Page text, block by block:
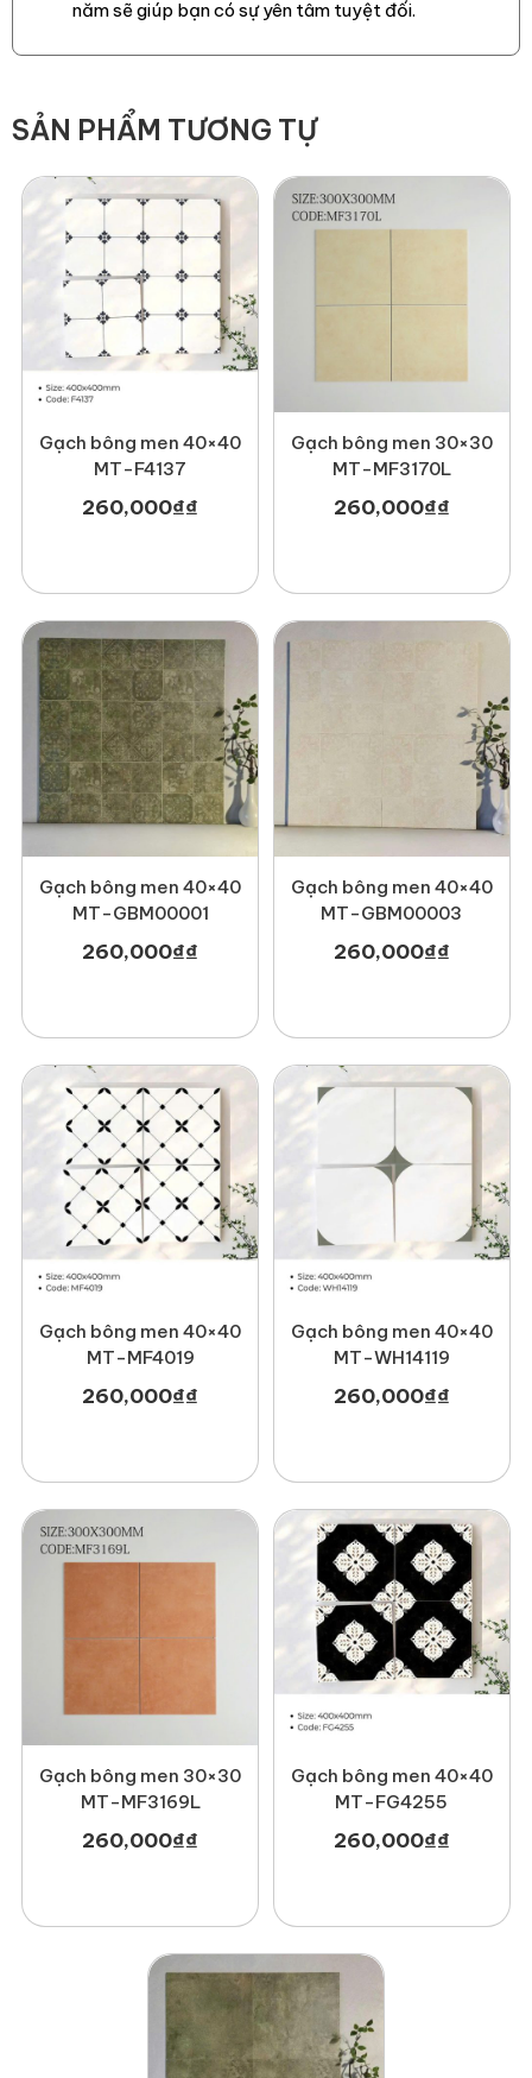
năm sẽ giúp bạn có sự yên tâm tuyệt đối.
SẢN PHẨM TƯƠNG TỰ
Gạch bông men 40×40
MT-F4137
260,000₫₫
Gạch bông men 30×30
MT-MF3170L
260,000₫₫
Gạch bông men 40×40
MT-GBM00001
260,000₫₫
Gạch bông men 40×40
MT-GBM00003
260,000₫₫
Gạch bông men 40×40
MT-MF4019
260,000₫₫
Gạch bông men 40×40
MT-WH14119
260,000₫₫
Gạch bông men 30×30
MT-MF3169L
260,000₫₫
Gạch bông men 40×40
MT-FG4255
260,000₫₫